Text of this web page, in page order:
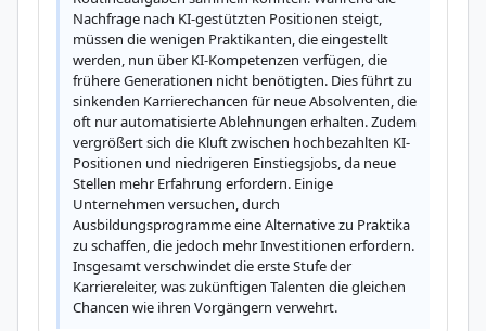
Nachfrage nach KI-gestützten Positionen steigt,
müssen die wenigen Praktikanten, die eingestellt
werden, nun über KI-Kompetenzen verfügen, die
frühere Generationen nicht benötigten. Dies führt zu
sinkenden Karrierechancen für neue Absolventen, die
oft nur automatisierte Ablehnungen erhalten. Zudem
vergrößert sich die Kluft zwischen hochbezahlten KI-
Positionen und niedrigeren Einstiegsjobs, da neue
Stellen mehr Erfahrung erfordern. Einige
Unternehmen versuchen, durch
Ausbildungsprogramme eine Alternative zu Praktika
zu schaffen, die jedoch mehr Investitionen erfordern.
Insgesamt verschwindet die erste Stufe der
Karriereleiter, was zukünftigen Talenten die gleichen
Chancen wie ihren Vorgängern verwehrt.